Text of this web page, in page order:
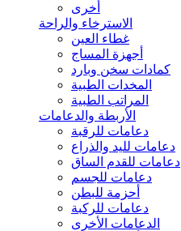
أخرى
الاسترخاء والراحة
غطاء العين
أجهزة المساج
كمادات سخن وبارد
المخدات الطبية
المراتب الطبية
الأربطة والدعامات
دعامات للرقبة
دعامات لليد والذراع
دعامات للقدم الساق
دعامات للجسم
أحزمة للبطن
دعامات للركبة
الدعامات الأخرى